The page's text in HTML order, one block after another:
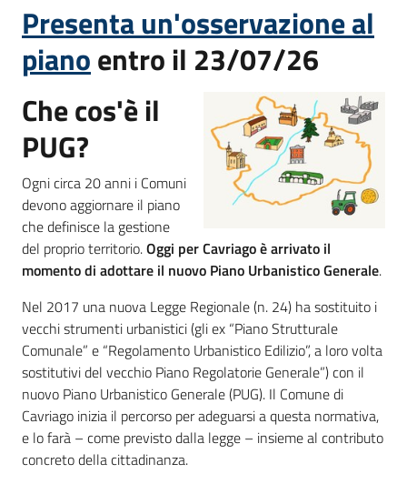
C
a
v
r
i
a
g
o
S
e
r
v
i
z
i
M
u
l
Presenta un'osservazione al
pianoentro il 23/07/26
Che cos'è il
PUG?
Ogni circa 20 anni i Comuni
devono aggiornare il piano
che definisce la gestione
del proprio territorio.Oggi per Cavriago è arrivato il
momento di adottare il nuovo Piano Urbanistico Generale.
Nel 2017 una nuova Legge Regionale (n. 24) ha sostituito i
vecchi strumenti urbanistici (gli ex “Piano Strutturale
Comunale” e “Regolamento Urbanistico Edilizio”, a loro volta
sostitutivi del vecchio Piano Regolatorie Generale”) con il
nuovo Piano Urbanistico Generale (PUG). Il Comune di
Cavriago inizia il percorso per adeguarsi a questa normativa,
e lo farà – come previsto dalla legge – insieme al contributo
concreto della cittadinanza.